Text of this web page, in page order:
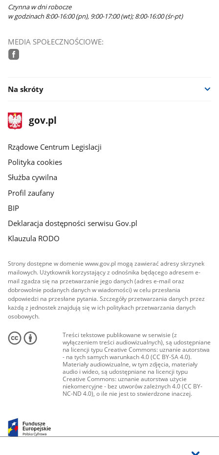
Czynna w dni robocze
w godzinach 8:00-16:00 (pn), 9:00-17:00 (wt); 8:00-16:00 (śr-pt)
MEDIA SPOŁECZNOŚCIOWE:
Na skróty
stopka
gov.plStrona
gov.pl
Rządowe Centrum Legislacji
Polityka cookies
Służba cywilna
Profil zaufany
BIP
Deklaracja dostępności serwisu Gov.pl
Klauzula RODO
Strony dostępne w domenie www.gov.pl mogą zawierać adresy skrzynek
mailowych. Użytkownik korzystający z odnośnika będącego adresem e-
mail zgadza się na przetwarzanie jego danych (adres e-mail oraz
dobrowolnie podanych danych w wiadomości) w celu przesłania
odpowiedzi na przesłane pytania. Szczegóły przetwarzania danych przez
każdą z jednostek znajdują się w ich politykach przetwarzania danych
osobowych.
Treści tekstowe publikowane w serwisie (z
wyłączeniem treści audiowizualnych), są udostępniane
na licencji typu Creative Commons: uznanie autorstwa
- na tych samych warunkach 4.0 (CC BY-SA 4.0).
Materiały audiowizualne, w tym zdjęcia, materiały
audio i wideo, są udostępniane na licencji typu
Creative Commons: uznanie autorstwa użycie
niekomercyjne - bez utworów zależnych 4.0 (CC BY-
NC-ND 4.0), o ile nie jest to stwierdzone inaczej.